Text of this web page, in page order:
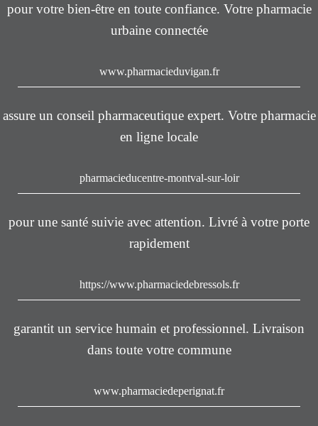
pour votre bien-être en toute confiance. Votre pharmacie
urbaine connectée
www.pharmacieduvigan.fr
assure un conseil pharmaceutique expert. Votre pharmacie
en ligne locale
pharmacieducentre-montval-sur-loir
pour une santé suivie avec attention. Livré à votre porte
rapidement
https://www.pharmaciedebressols.fr
garantit un service humain et professionnel. Livraison
dans toute votre commune
www.pharmaciedeperignat.fr